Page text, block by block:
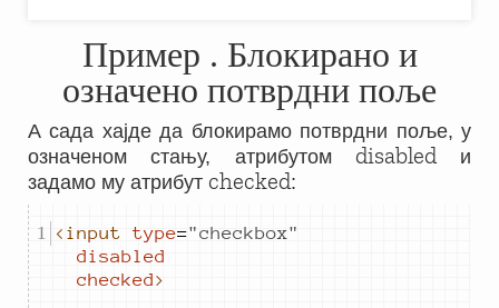
Пример . Блокирано и
означено потврдни поље
А сада хајде да блокирамо потврдни поље, у
означеном стању, атрибутом disabledи
задамо му атрибут checked:
<input type="checkbox"
disabled
checked>